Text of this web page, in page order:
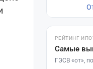
РЕЙТИНГ
Самые
ГЭСВ «от»,